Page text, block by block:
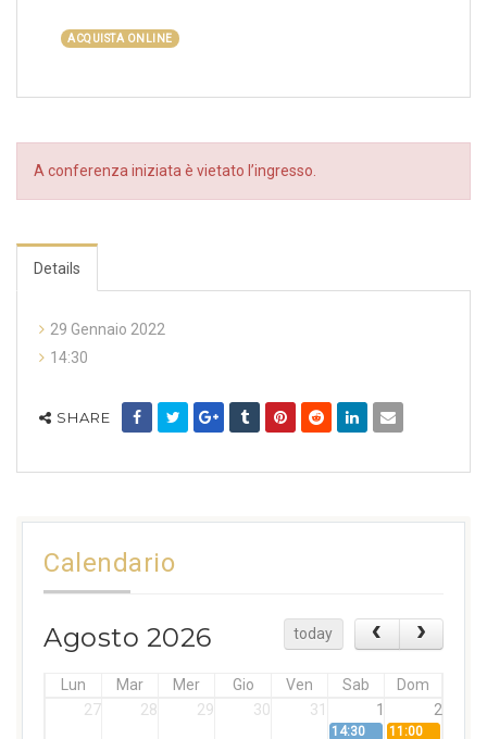
ACQUISTA ONLINE
A conferenza iniziata è vietato l’ingresso.
Details
29 Gennaio 2022
14:30
SHARE
Calendario
Agosto 2026 today
Lun Mar Mer Gio Ven Sab
Dom
27
28 29 30 31 1 2
14:30 11:00